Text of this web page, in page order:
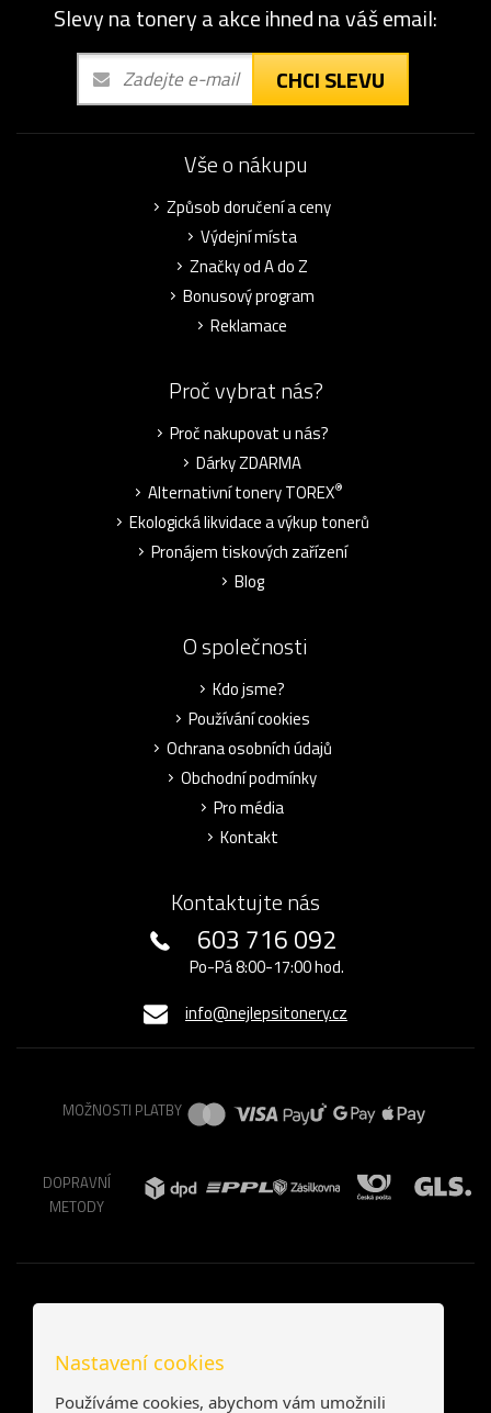
Slevy na tonery a akce ihned na váš email:
CHCI SLEVU
Vše o nákupu
Způsob doručení a ceny
Výdejní místa
Značky od A do Z
Bonusový program
Reklamace
Proč vybrat nás?
Proč nakupovat u nás?
Dárky ZDARMA
Alternativní tonery TOREX®
Ekologická likvidace a výkup tonerů
Pronájem tiskových zařízení
Blog
O společnosti
Kdo jsme?
Používání cookies
Ochrana osobních údajů
Obchodní podmínky
Pro média
Kontakt
Kontaktujte nás
603 716 092
Po-Pá 8:00-17:00 hod.
info@nejlepsitonery.cz
MOŽNOSTI PLATBY
DOPRAVNÍ
METODY
Nastavení cookies
Používáme cookies, abychom vám umožnili